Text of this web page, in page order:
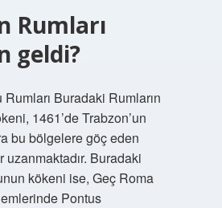
Rumları
geldi?
Buradaki Rumların
1461’de Trabzon’un
bu bölgelere göç eden
uzanmaktadır. Buradaki
kökeni ise, Geç Roma
Pontus